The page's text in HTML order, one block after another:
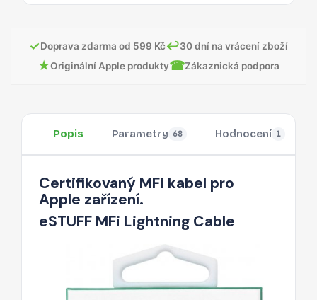
✓Doprava zdarma od 599 Kč↩30 dní na vrácení zboží
★Originální Apple produkty☎Zákaznická podpora
Popis Parametry 68 Hodnocení 1
Certifikovaný MFi kabel pro
Apple zařízení.
eSTUFF MFi Lightning Cable